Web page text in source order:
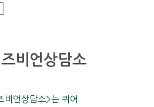
비언상담소
비언상담소>는 퀴어